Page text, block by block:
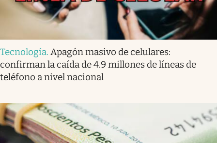
Tecnología. Apagón masivo de celulares:
confirman la caída de 4.9 millones de líneas de
teléfono a nivel nacional